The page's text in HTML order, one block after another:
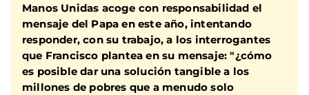
Manos Unidas acoge con responsabilidad el
mensaje del Papa en este año, intentando
responder, con su trabajo, a los interrogantes
que Francisco plantea en su mensaje: "¿cómo
es posible dar una solución tangible a los
millones de pobres que a menudo solo